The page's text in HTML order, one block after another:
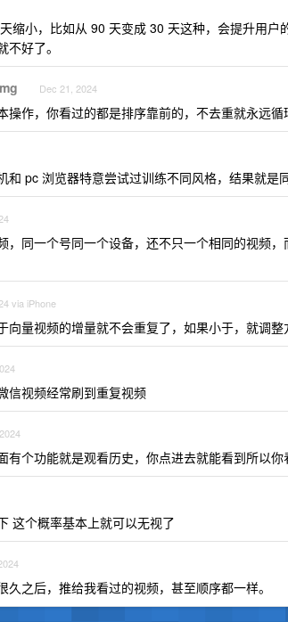
缩小，比如从 90 天变成 30 天这种，会提升用户
好了。
Dec 21, 2024
操作，你看过的都是排序靠前的，不去重就永远循
和 pc 浏览器特意尝试过训练不同风格，结果就是
，同一个号同一个设备，还不只一个相同的视频
via iPhone
向量视频的增量就不会重复了，如果小于，就调
信视频经常刷到重复视频
有个功能就是观看历史，你点进去就能看到所以你
这个概率基本上就可以无视了
久之后，推给我看过的视频，甚至顺序都一样。